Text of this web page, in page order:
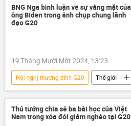
Trung Quốc
Phạm Minh Chính
G20
BNG Nga bình luận về sự vắng mặt của
ông Biden trong ảnh chụp chung lãnh
đạo G20
19 Tháng Mười Một 2024, 13:23
Hội nghị thượng đỉnh G20 Thế giới
Hoa Kỳ
Joe Biden
Maria Zakharova
G20
Bộ Ngoại giao Nga
Sergey Lavrov
Thủ tướng chia sẻ ba bài học của Việt
Nam trong xóa đói giảm nghèo tại G20